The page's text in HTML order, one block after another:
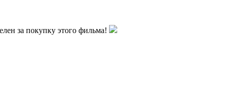
за покупку этого фильма!